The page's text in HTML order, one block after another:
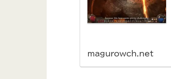
magurowch.net